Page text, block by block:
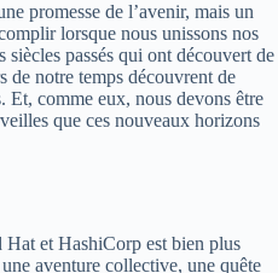
promesse de l’avenir, mais un
lorsque nous unissons nos
passés qui ont découvert de
de notre temps découvrent de
comme eux, nous devons être
que ces nouveaux horizons
et HashiCorp est bien plus
aventure collective, une quête